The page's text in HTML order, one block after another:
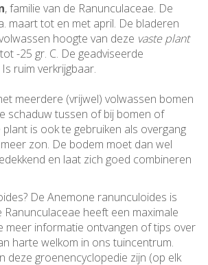
, familie van de Ranunculaceae. De
maart tot en met april. De bladeren
hoogte van deze vaste plant
-25 gr. C. De geadviseerde
ruim verkrijgbaar.
meerdere (vrijwel) volwassen bomen
schaduw tussen of bij bomen of
is ook te gebruiken als overgang
zon. De bodem moet dan wel
en laat zich goed combineren
De Anemone ranunculoides is
heeft een maximale
meer informatie ontvangen of tips over
harte welkom in ons tuincentrum.
deze groenencyclopedie zijn (op elk